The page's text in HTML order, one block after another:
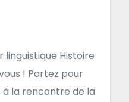
linguistique Histoire
! Partez pour
à la rencontre de la